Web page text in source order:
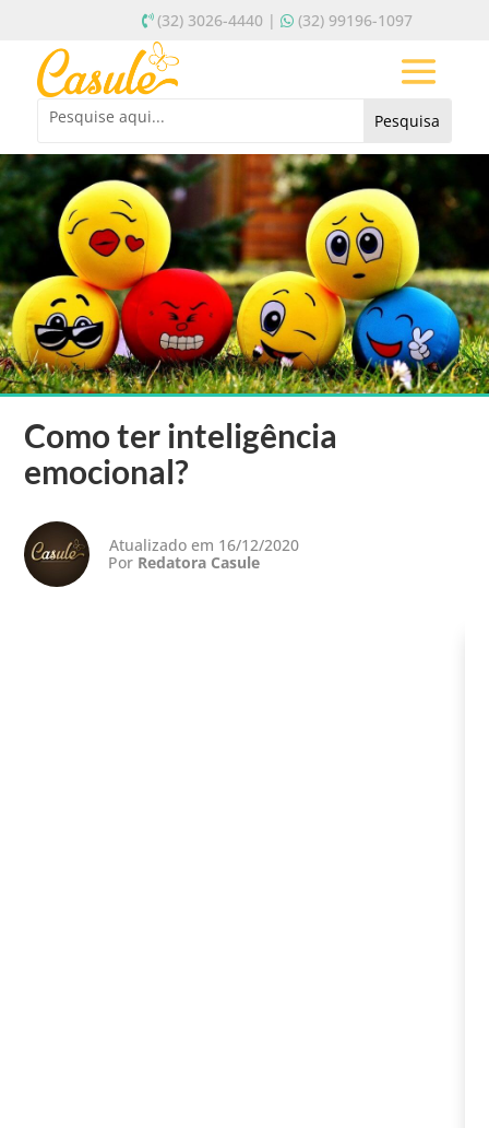
(32) 3026-4440 | (32) 99196-1097
Como ter inteligência
emocional?
Atualizado em 16/12/2020
Por Redatora Casule